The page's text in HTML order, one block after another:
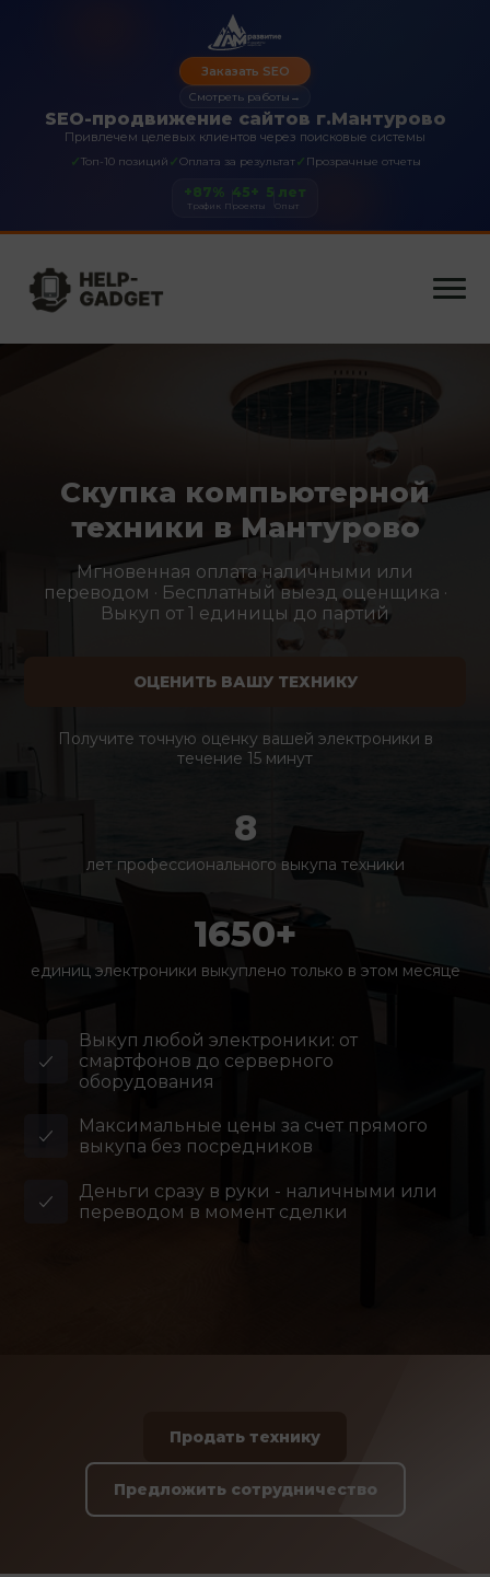
SEO-продвижение сайтов г.Мантурово
Привлечем целевых клиентов через поисковые системы
✓Топ-10 позиций ✓Оплата за результат✓ Прозрачные отчеты
Заказать SEO
Смотреть работы →
+87%
Трафик
45+
Проекты
5 лет
Опыт
Скупка компьютерной
техники в Мантурово
Мгновенная оплата наличными или
переводом · Бесплатный выезд оценщика ·
Выкуп от 1 единицы до партий
ОЦЕНИТЬ ВАШУ ТЕХНИКУ
Получите точную оценку вашей электроники в
течение 15 минут
8
лет профессионального выкупа техники
1650+
единиц электроники выкуплено только в этом месяце
Выкуп любой электроники: от
смартфонов до серверного
оборудования
Максимальные цены за счет прямого
выкупа без посредников
Деньги сразу в руки - наличными или
переводом в момент сделки
Продать технику
Предложить сотрудничество